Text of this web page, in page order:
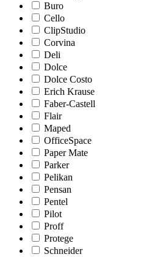
Buro
Cello
ClipStudio
Corvina
Deli
Dolce
Dolce Costo
Erich Krause
Faber-Castell
Flair
Maped
OfficeSpace
Paper Mate
Parker
Pelikan
Pensan
Pentel
Pilot
Proff
Protege
Schneider